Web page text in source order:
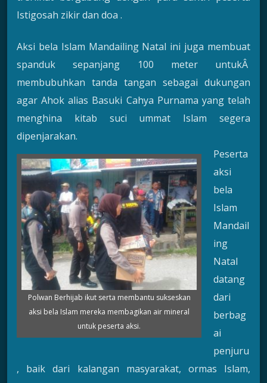
Istigosah zikir dan doa .
Aksi bela Islam Mandailing Natal ini juga membuat
spanduk sepanjang 100 meter untukÂ
membubuhkan tanda tangan sebagai dukungan
agar Ahok alias Basuki Cahya Purnama yang telah
menghina kitab suci ummat Islam segera
dipenjarakan.
Polwan Berhijab ikut serta membantu sukseskan
aksi bela Islam mereka membagikan air mineral
untuk peserta aksi.
Peserta
aksi
bela
Islam
Mandail
ing
Natal
datang
dari
berbag
ai
penjuru
, baik dari kalangan masyarakat, ormas Islam,